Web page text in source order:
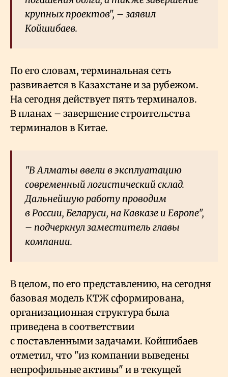
крупных проектов", – заявил
Койшибаев.
По его словам, терминальная сеть
развивается в Казахстане и за рубежом.
На сегодня действует пять терминалов.
В планах – завершение строительства
терминалов в Китае.
"В Алматы ввели в эксплуатацию
современный логистический склад.
Дальнейшую работу проводим
в России, Беларуси, на Кавказе и Европе",
– подчеркнул заместитель главы
компании.
В целом, по его представлению, на сегодня
базовая модель КТЖ сформирована,
организационная структура была
приведена в соответствии
с поставленными задачами. Койшибаев
отметил, что "из компании выведены
непрофильные активы" и в текущей